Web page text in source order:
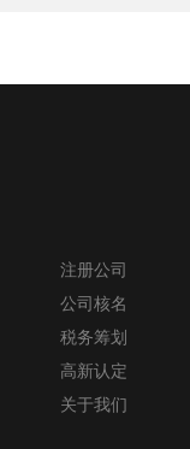
注册公司
公司核名
税务筹划
高新认定
关于我们